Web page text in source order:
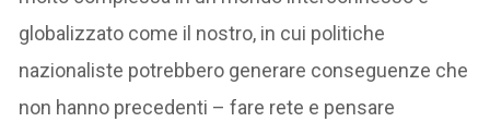
globalizzato come il nostro, in cui politiche
nazionaliste potrebbero generare conseguenze che
non hanno precedenti – fare rete e pensare